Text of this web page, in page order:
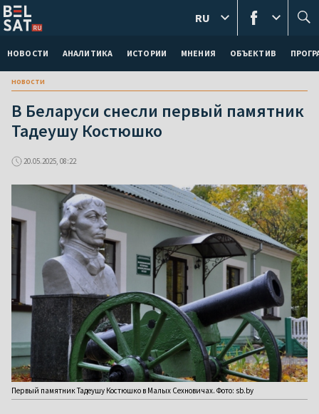
НОВОСТИ АНАЛИТИКА ИСТОРИИ МНЕНИЯ ОБЪЕКТИВ
RU
новости
В Беларуси снесли первый памятник
Тадеушу Костюшко
20.05.2025, 08:22
Первый памятник Тадеушу Костюшко в Малых Сехновичах. Фото: sb.by